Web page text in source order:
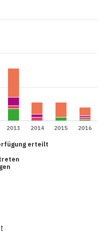
erteilt
2013 2014 2015 2016